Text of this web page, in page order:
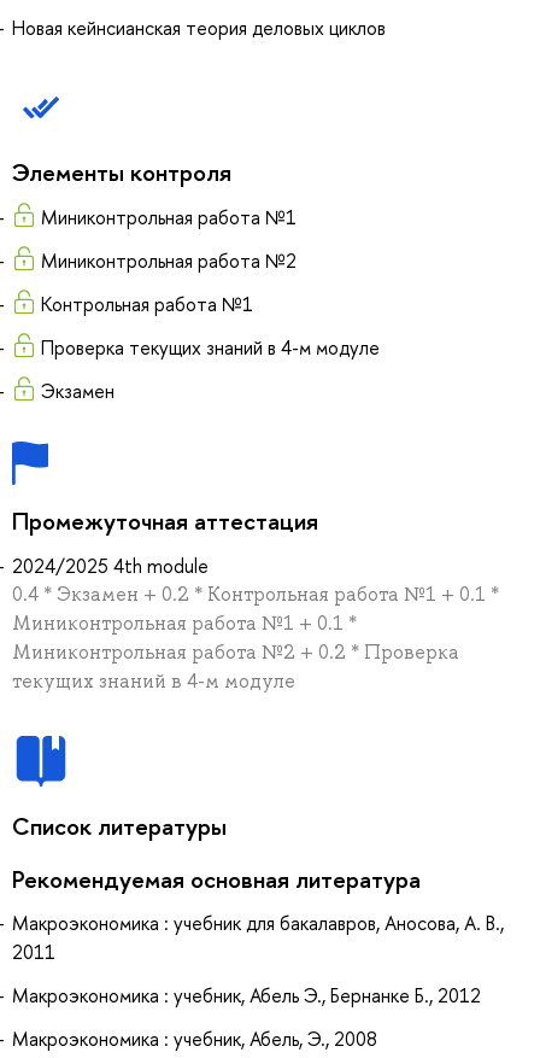
Новая кейнсианская теория деловых циклов
Элементы контроля
Миниконтрольная работа №1
Миниконтрольная работа №2
Контрольная работа №1
Проверка текущих знаний в 4-м модуле
Экзамен
Промежуточная аттестация
2024/2025 4th module
0.4 * Экзамен + 0.2 * Контрольная работа №1 + 0.1 *
Миниконтрольная работа №1 + 0.1 *
Миниконтрольная работа №2 + 0.2 * Проверка
текущих знаний в 4-м модуле
Список литературы
Рекомендуемая основная литература
Макроэкономика : учебник для бакалавров, Аносова, А. В.,
2011
Макроэкономика : учебник, Абель Э., Бернанке Б., 2012
Макроэкономика : учебник, Абель, Э., 2008